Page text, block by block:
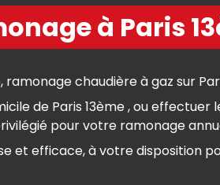
à Paris
chaudière à gaz sur
de Paris 13ème , ou
pour votre ramonage
et efficace, à votre disposition